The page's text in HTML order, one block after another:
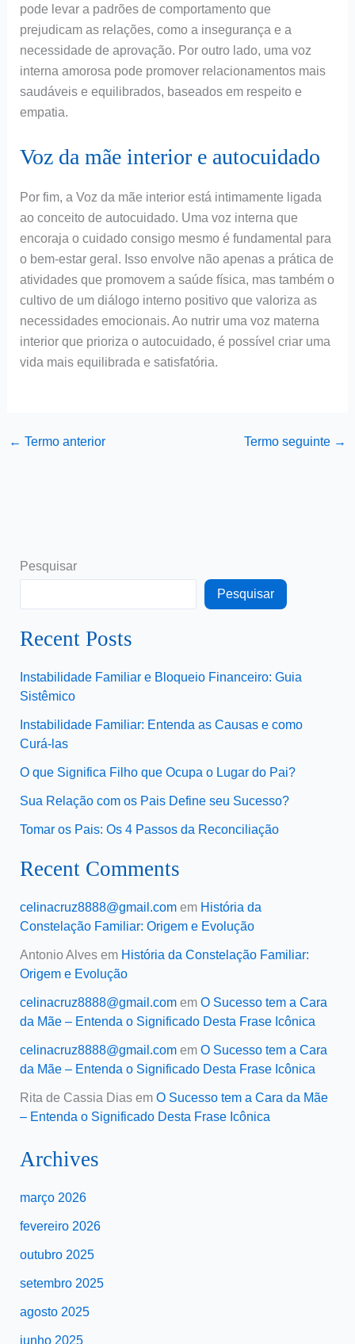
pode levar a padrões de comportamento que
prejudicam as relações, como a insegurança e a
necessidade de aprovação. Por outro lado, uma voz
interna amorosa pode promover relacionamentos mais
saudáveis e equilibrados, baseados em respeito e
empatia.
Voz da mãe interior e autocuidado
Por fim, a Voz da mãe interior está intimamente ligada
ao conceito de autocuidado. Uma voz interna que
encoraja o cuidado consigo mesmo é fundamental para
o bem-estar geral. Isso envolve não apenas a prática de
atividades que promovem a saúde física, mas também o
cultivo de um diálogo interno positivo que valoriza as
necessidades emocionais. Ao nutrir uma voz materna
interior que prioriza o autocuidado, é possível criar uma
vida mais equilibrada e satisfatória.
← Termo anterior Termo seguinte →
Pesquisar
Pesquisar
Recent Posts
Instabilidade Familiar e Bloqueio Financeiro: Guia
Sistêmico
Instabilidade Familiar: Entenda as Causas e como
Curá-las
O que Significa Filho que Ocupa o Lugar do Pai?
Sua Relação com os Pais Define seu Sucesso?
Tomar os Pais: Os 4 Passos da Reconciliação
Recent Comments
celinacruz8888@gmail.comem História da
Constelação Familiar: Origem e Evolução
Antonio Alvesem História da Constelação Familiar:
Origem e Evolução
celinacruz8888@gmail.comem O Sucesso tem a Cara
da Mãe – Entenda o Significado Desta Frase Icônica
celinacruz8888@gmail.comem O Sucesso tem a Cara
da Mãe – Entenda o Significado Desta Frase Icônica
Rita de Cassia Diasem O Sucesso tem a Cara da Mãe
– Entenda o Significado Desta Frase Icônica
Archives
março 2026
fevereiro 2026
outubro 2025
setembro 2025
agosto 2025
junho 2025